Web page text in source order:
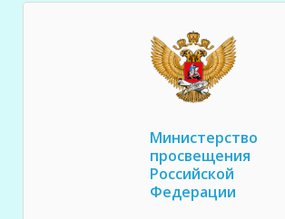
Министерство
просвещения
Российской
Федерации